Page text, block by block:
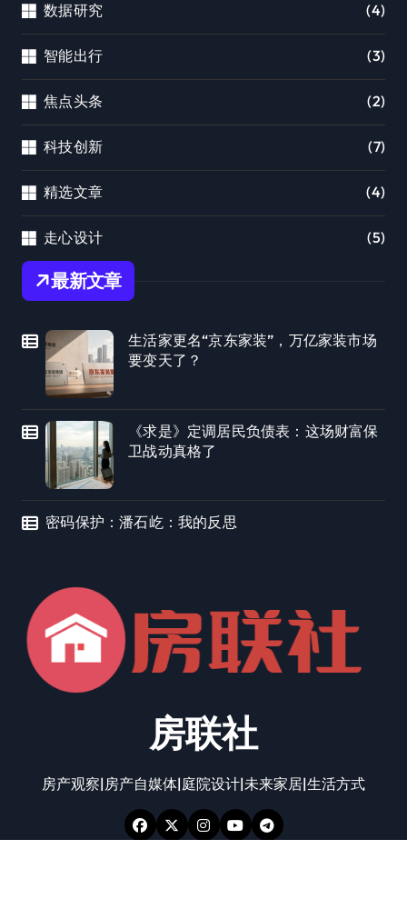
数据研究 (4)
智能出行 (3)
焦点头条 (2)
科技创新 (7)
精选文章 (4)
走心设计 (5)
最新文章
生活家更名“京东家装”，万亿家装市场
要变天了？
《求是》定调居民负债表：这场财富保
卫战动真格了
密码保护：潘石屹：我的反思
房联社
房产观察|房产自媒体|庭院设计|未来家居|生活方式